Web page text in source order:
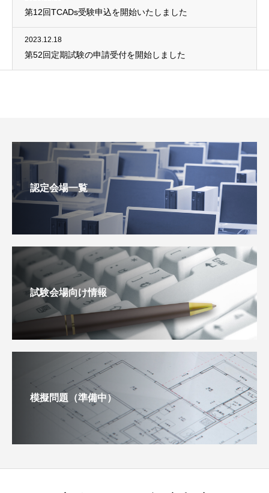
第12回TCADs受験申込を開始いたしました
2023.12.18
第52回定期試験の申請受付を開始しました
認定会場一覧
試験会場向け情報
模擬問題（準備中）